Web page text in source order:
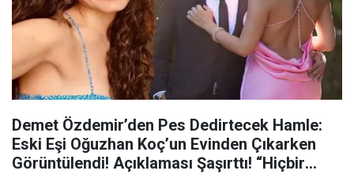
Demet Özdemir’den Pes Dedirtecek Hamle:
Eski Eşi Oğuzhan Koç’un Evinden Çıkarken
Görüntülendi! Açıklaması Şaşırttı! “Hiçbir